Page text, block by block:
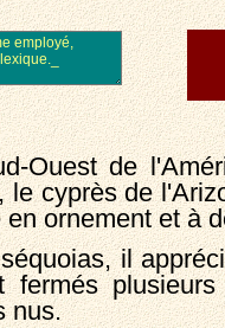
Ouest de
le cyprès de
ornement et à
il
fermés
nus.